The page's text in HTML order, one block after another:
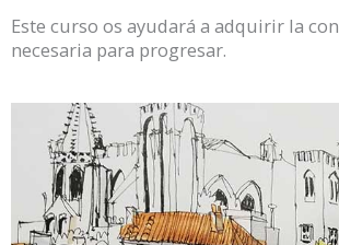
Este curso os ayudará a adquirir la
necesaria para progresar.